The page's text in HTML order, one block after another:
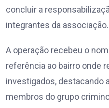
concluir a
integrantes da associação.
A operação recebeu o
referência ao bairro onde
investigados, destacando
membros do grupo